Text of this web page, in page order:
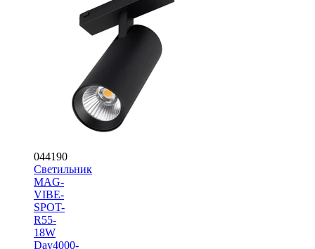
044190
Светильник
MAG-
VIBE-
SPOT-
R55-
18W
Day4000-